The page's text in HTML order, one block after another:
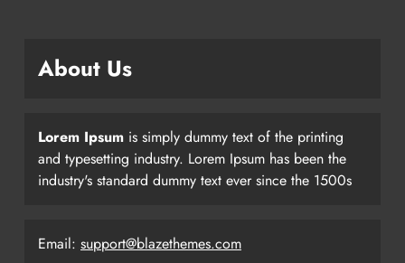
About Us
Lorem Ipsum is simply dummy text of the printing
and typesetting industry. Lorem Ipsum has been the
industry's standard dummy text ever since the 1500s
Email: support@blazethemes.com